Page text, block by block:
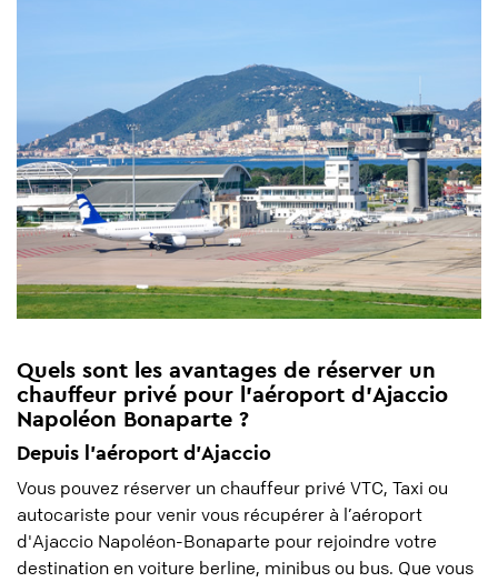
Quels sont les avantages de réserver un
chauffeur privé pour l'aéroport d'Ajaccio
Napoléon Bonaparte ?
Depuis l’aéroport d'Ajaccio
Vous pouvez réserver un chauffeur privé VTC, Taxi ou
autocariste pour venir vous récupérer à l’aéroport
d'Ajaccio Napoléon-Bonaparte pour rejoindre votre
destination en voiture berline, minibus ou bus. Que vous